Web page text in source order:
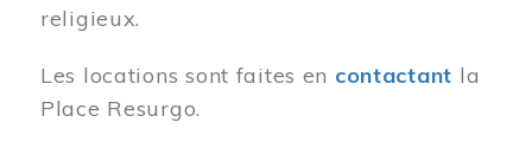
religieux.
Les locations sont faites en contactant la
Place Resurgo.